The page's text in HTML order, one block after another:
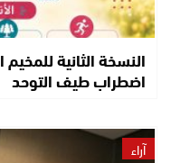
النسخة الثانية
اضطراب طيف التوحد
آراء